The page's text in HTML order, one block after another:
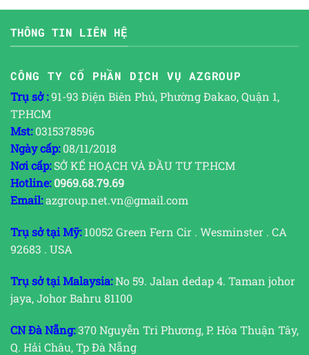
THÔNG TIN LIÊN HỆ
CÔNG TY CỔ PHẦN DỊCH VỤ AZGROUP
Trụ sở :91-93 Điện Biên Phủ, Phường Đakao, Quận 1,
TP.HCM
Mst:0315378596
Ngày cấp:08/11/2018
Nơi cấp:SỞ KẾ HOẠCH VÀ ĐẦU TƯ TP.HCM
Hotline: 0969.68.79.69
Email:azgroup.net.vn@gmail.com
Trụ sở tại Mỹ:10052 Green Fern Cir . Wesminster . CA
92683 . USA
Trụ sở tại Malaysia:No 59. Jalan dedap 4. Taman johor
jaya, Johor Bahru 81100
CN Đà Nẵng:370 Nguyễn Tri Phương, P. Hòa Thuận Tây,
Q. Hải Châu, Tp Đà Nẵng